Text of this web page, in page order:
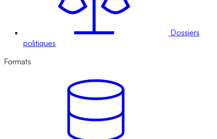
Dossiers
politiques
Formats